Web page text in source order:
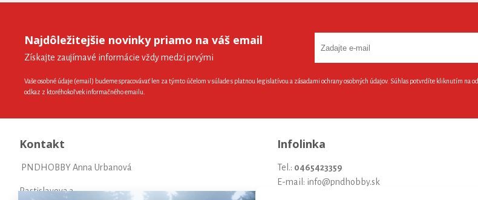
Najdôležitejšie novinky priamo na váš email
Získajte zaujímavé informácie vždy medzi prvými
Vaše osobné údaje (email) budeme spracovávať len za týmto účelom v súlade s platnou legislatívou a zásadami ochrany osobných údajov. Súhlas potvrdíte kliknutím
odkaz z ktoréhokoľvek informačného emailu.
Kontakt
PNDHOBBY Anna Urbanová
Rastislavova 3
Infolinka
Tel.: 0465423359
E-mail: info@pndhobby.sk